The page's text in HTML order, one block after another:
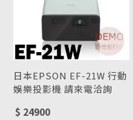
日本EPSON EF-21W 行動
娛樂投影機 請來電洽詢
$ 24900